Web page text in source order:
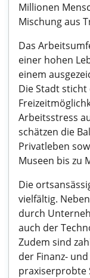
Millionen
Mischung aus
Das
einer hohen
einem
Die Stadt
Arbeitsstress
schätzen die
Privatleben
Museen bis zu
Die
vielfältig.
durch
auch der
Zudem sind
der Finanz-
praxiserprobte